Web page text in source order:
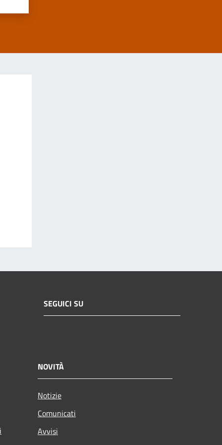
SEGUICI SU
NOVITÀ
Notizie
Comunicati
Avvisi